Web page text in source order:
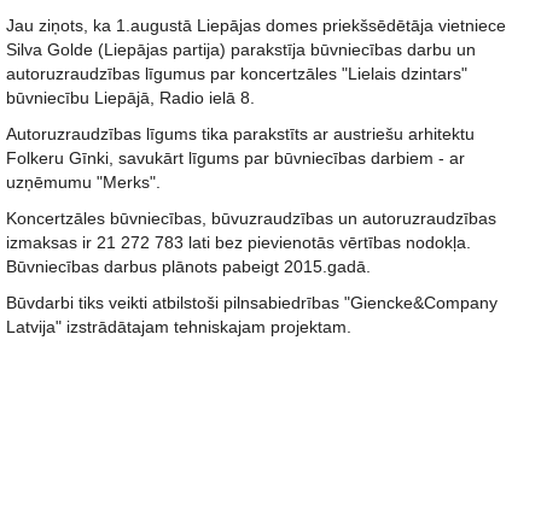
Jau ziņots, ka 1.augustā Liepājas domes priekšsēdētāja vietniece
Silva Golde (Liepājas partija) parakstīja būvniecības darbu un
autoruzraudzības līgumus par koncertzāles "Lielais dzintars"
būvniecību Liepājā, Radio ielā 8.
Autoruzraudzības līgums tika parakstīts ar austriešu arhitektu
Folkeru Gīnki, savukārt līgums par būvniecības darbiem - ar
uzņēmumu "Merks".
Koncertzāles būvniecības, būvuzraudzības un autoruzraudzības
izmaksas ir 21 272 783 lati bez pievienotās vērtības nodokļa.
Būvniecības darbus plānots pabeigt 2015.gadā.
Būvdarbi tiks veikti atbilstoši pilnsabiedrības "Giencke&Company
Latvija" izstrādātajam tehniskajam projektam.